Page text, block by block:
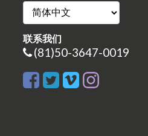
联系我们
(81)50-3647-0019